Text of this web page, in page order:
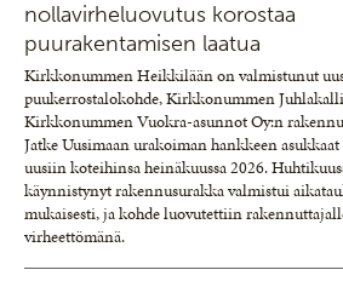
nollavirheluovutus korostaa
puurakentamisen laatua
Kirkkonummen Heikkilään on valmistunut
puukerrostalokohde, Kirkkonummen
Kirkkonummen Vuokra-asunnot Oy:n
Jatke Uusimaan urakoiman hankkeen
uusiin koteihinsa heinäkuussa 2026.
käynnistynyt rakennusurakka valmistui
mukaisesti, ja kohde luovutettiin
virheettömänä.